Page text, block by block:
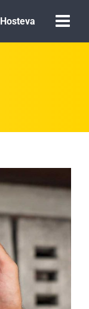
Hosteva